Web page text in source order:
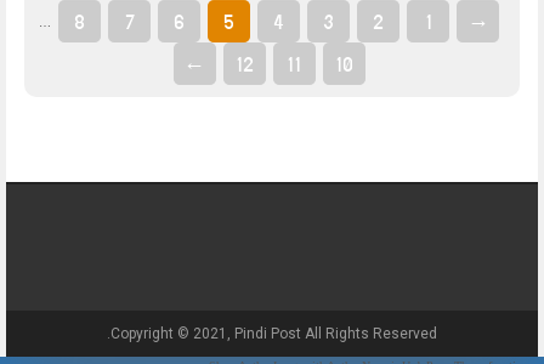
→
1
2
3
4
5
6
7
8
10
11
12
←
Copyright © 2021, Pindi Post All Rights Reserved.